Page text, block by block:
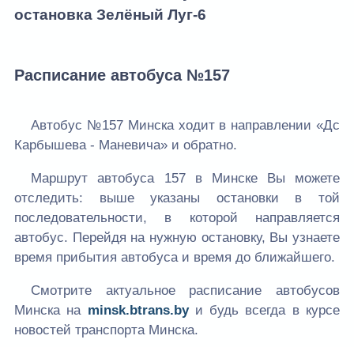
остановка Зелёный Луг-6
Расписание автобуса №157
Автобус №157 Минска ходит в направлении «Дс
Карбышева - Маневича» и обратно.
Маршрут автобуса 157 в Минске Вы можете
отследить: выше указаны остановки в той
последовательности, в которой направляется
автобус. Перейдя на нужную остановку, Вы узнаете
время прибытия автобуса и время до ближайшего.
Смотрите актуальное расписание автобусов
Минска на minsk.btrans.byи будь всегда в курсе
новостей транспорта Минска.